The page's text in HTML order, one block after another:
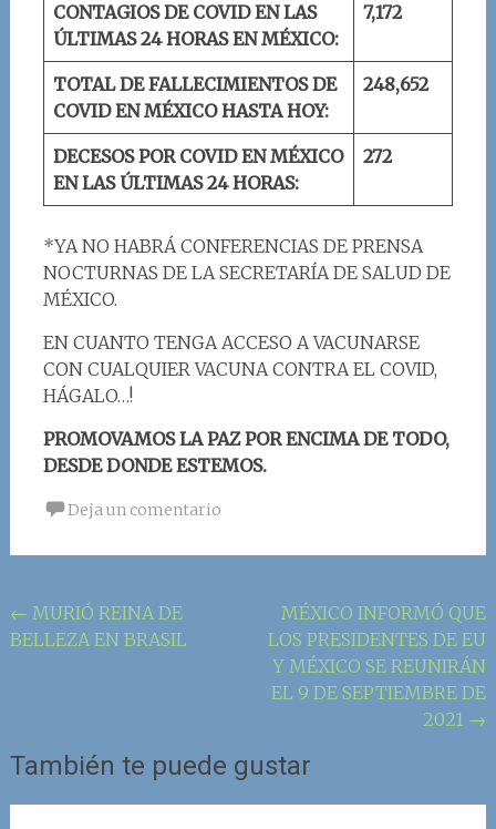
CONTAGIOS DE COVID EN LAS
ÚLTIMAS 24 HORAS EN MÉXICO:
7,172
TOTAL DE FALLECIMIENTOS DE
COVID EN MÉXICO HASTA HOY:
248,652
DECESOS POR COVID EN MÉXICO
EN LAS ÚLTIMAS 24 HORAS:
272
*YA NO HABRÁ CONFERENCIAS DE PRENSA
NOCTURNAS DE LA SECRETARÍA DE SALUD DE
MÉXICO.
EN CUANTO TENGA ACCESO A VACUNARSE
CON CUALQUIER VACUNA CONTRA EL COVID,
HÁGALO…!
PROMOVAMOS LA PAZ POR ENCIMA DE TODO,
DESDE DONDE ESTEMOS.
Deja un comentario
Navegación
de
← MURIÓ REINA DE
BELLEZA EN BRASIL
MÉXICO INFORMÓ QUE
LOS PRESIDENTES DE EU
Y MÉXICO SE REUNIRÁN
EL 9 DE SEPTIEMBRE DE
2021 →
También te puede gustar